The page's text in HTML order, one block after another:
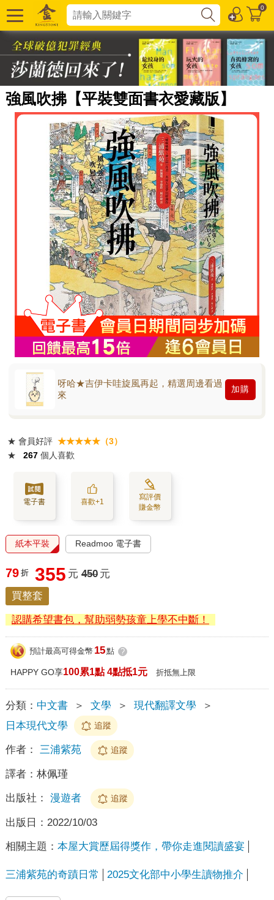
0
強風吹拂【平裝雙面書衣愛藏版】
呀哈★吉伊卡哇旋風再起，精選周邊看過
來
加購
★ 會員好評 ★★★★★（3）
★
267 個人喜歡
電子書 喜歡+1
寫評價
賺金幣
紙本平裝 Readmoo 電子書
79 折 355 元 450 元
買整套
認購希望書包，幫助弱勢孩童上學不中斷！
預計最高可得金幣 15點 ?
HAPPY GO享100累1點 4點抵1元 折抵無上限
分類： 中文書 ＞ 文學 ＞ 現代翻譯文學
＞
日本現代文學
追蹤
作者： 三浦紫苑 追蹤
譯者： 林佩瑾
出版社： 漫遊者 追蹤
出版日： 2022/10/03
相關主題： 本屋大賞歷屆得獎作，帶你走進閱讀盛宴
三浦紫苑的奇蹟日常 2025文化部中小學生讀物推介